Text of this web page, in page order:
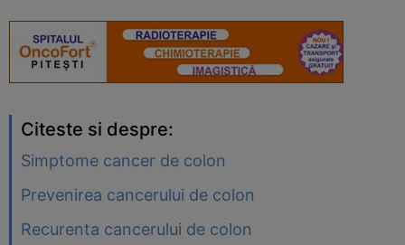
Citeste si despre:
Simptome cancer de colon
Prevenirea cancerului de colon
Recurenta cancerului de colon